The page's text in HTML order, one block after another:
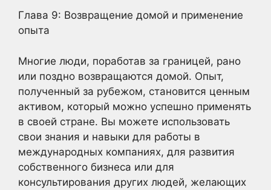
Глава 9: Возвращение домой и применение
опыта
Многие люди, поработав за границей, рано
или поздно возвращаются домой. Опыт,
полученный за рубежом, становится ценным
активом, который можно успешно применять
в своей стране. Вы можете использовать
свои знания и навыки для работы в
международных компаниях, для развития
собственного бизнеса или для
консультирования других людей, желающих